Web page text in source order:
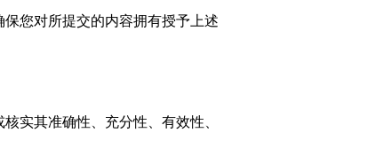
您对所提交的内容拥有授予上述
实其准确性、充分性、有效性、